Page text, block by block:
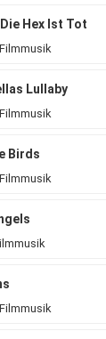
Hex Ist Tot
Filmmusik
Lullaby
Filmmusik
Birds
Filmmusik
Filmmusik